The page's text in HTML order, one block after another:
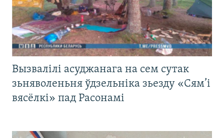
Вызвалілі асуджанага на сем сутак
зьняволеньня ўдзельніка зьезду «Сям’і
вясёлкі» пад Расонамі